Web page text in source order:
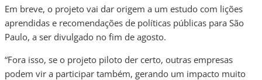
Em breve, o projeto vai dar origem a um estudo com lições
aprendidas e recomendações de políticas públicas para São
Paulo, a ser divulgado no fim de agosto.
“Fora isso, se o projeto piloto der certo, outras empresas
podem vir a participar também, gerando um impacto muito